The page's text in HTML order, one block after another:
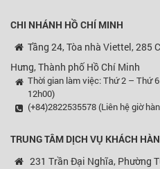
CHI NHÁNH HỒ CHÍ MINH
Tầng 24, Tòa nhà Viettel, 285
Hưng, Thành phố Hồ Chí Minh
Thời gian làm việc: Thứ 2 – Thứ
12h00)
(+84)2822535578 (Liên hệ giờ
TRUNG TÂM DỊCH VỤ KHÁCH
231 Trần Đại Nghĩa, Phường